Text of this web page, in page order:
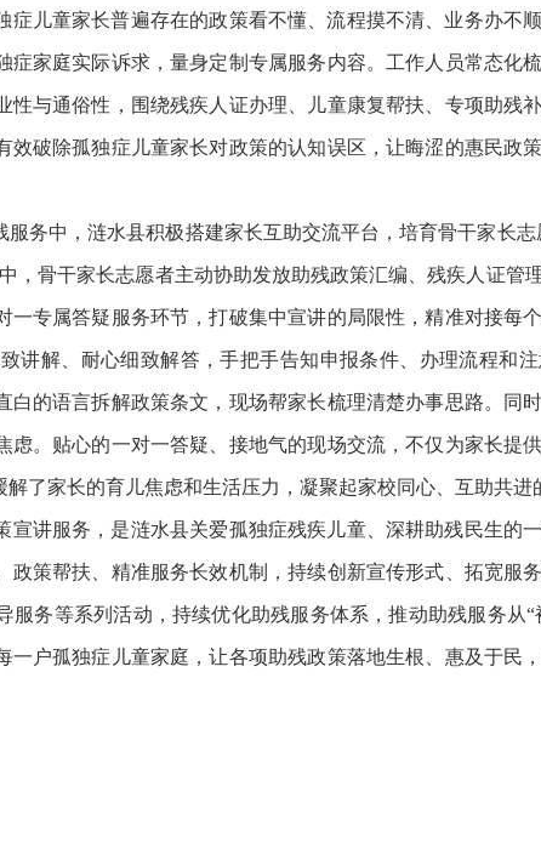
儿童家长普遍存在的政策看不懂、流程摸不清、业务办不
家庭实际诉求，量身定制专属服务内容。工作人员常态化
与通俗性，围绕残疾人证办理、儿童康复帮扶、专项助残
破除孤独症儿童家长对政策的认知误区，让晦涩的惠民政
务中，涟水县积极搭建家长互助交流平台，培育骨干家长
，骨干家长志愿者主动协助发放助残政策汇编、残疾人证管
专属答疑服务环节，打破集中宣讲的局限性，精准对接每
讲解、耐心细致解答，手把手告知申报条件、办理流程和
的语言拆解政策条文，现场帮家长梳理清楚办事思路。同
。贴心的一对一答疑、接地气的现场交流，不仅为家长提
了家长的育儿焦虑和生活压力，凝聚起家校同心、互助共进
讲服务，是涟水县关爱孤独症残疾儿童、深耕助残民生的
策帮扶、精准服务长效机制，持续创新宣传形式、拓宽服
务等系列活动，持续优化助残服务体系，推动助残服务从“
户孤独症儿童家庭，让各项助残政策落地生根、惠及于民